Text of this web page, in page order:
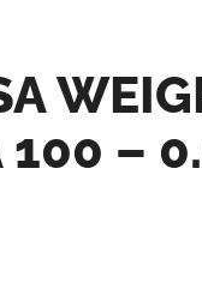
100 –